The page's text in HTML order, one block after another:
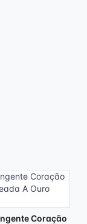
Coração